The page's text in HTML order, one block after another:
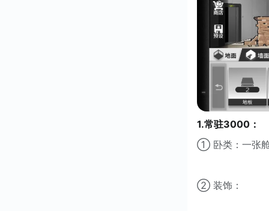
1.常驻3000：
① 卧类：一张
② 装饰：